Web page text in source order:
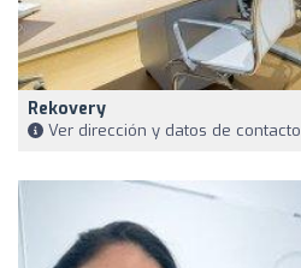
Rekovery
Ver dirección y datos de contacto